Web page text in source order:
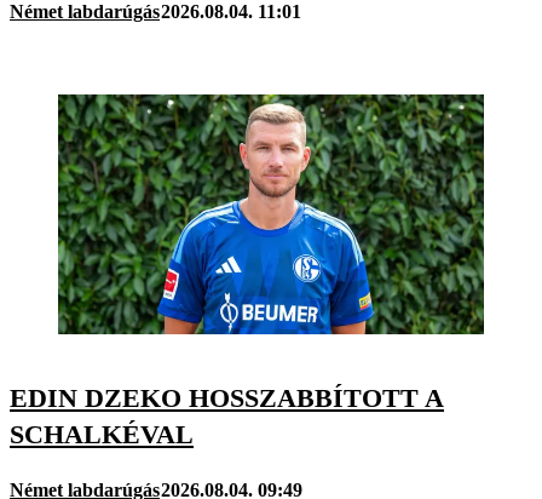
Német labdarúgás2026.08.04. 11:01
EDIN DZEKO HOSSZABBÍTOTT A
SCHALKÉVAL
Német labdarúgás2026.08.04. 09:49